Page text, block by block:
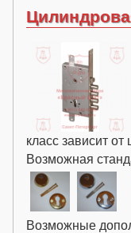
класс зависит от